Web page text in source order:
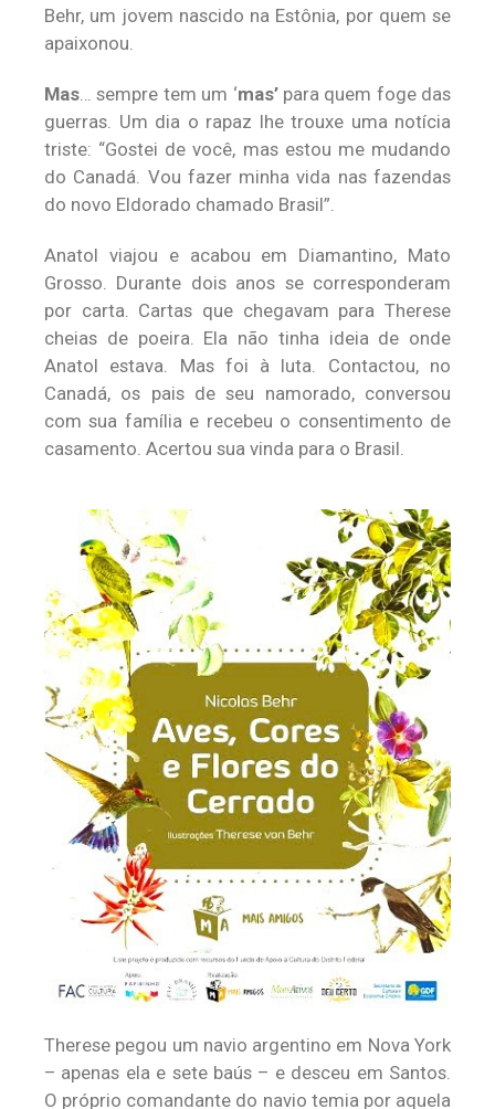
Behr, um jovem nascido na Estônia, por quem se
apaixonou.
Mas … sempre tem um ‘mas’para quem foge das
guerras. Um dia o rapaz lhe trouxe uma notícia
triste: “Gostei de você, mas estou me mudando
do Canadá. Vou fazer minha vida nas fazendas
do novo Eldorado chamado Brasil”.
Anatol viajou e acabou em Diamantino, Mato
Grosso. Durante dois anos se corresponderam
por carta. Cartas que chegavam para Therese
cheias de poeira. Ela não tinha ideia de onde
Anatol estava. Mas foi à luta. Contactou, no
Canadá, os pais de seu namorado, conversou
com sua família e recebeu o consentimento de
casamento. Acertou sua vinda para o Brasil.
Therese pegou um navio argentino em Nova York
– apenas ela e sete baús – e desceu em Santos.
O próprio comandante do navio temia por aquela